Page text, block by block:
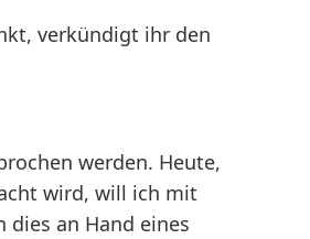
verkündigt ihr den
werden. Heute,
wird, will ich mit
dies an Hand eines